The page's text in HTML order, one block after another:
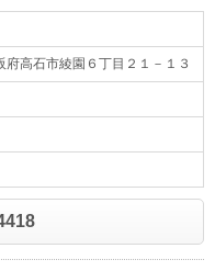
府高石市綾園 ６丁目２１－１３